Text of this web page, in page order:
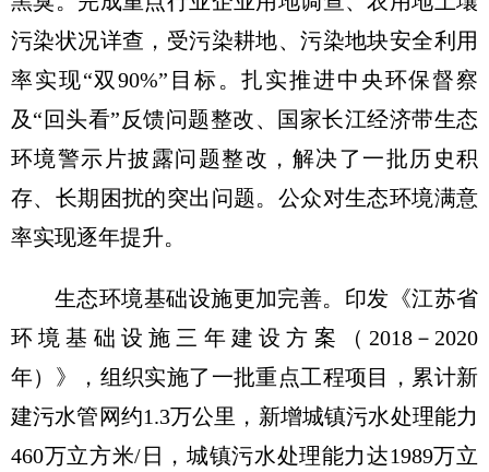
污染状况详查，受污染耕地、污染地块安全利用
率实现“双90%”目标。扎实推进中央环保督察
及“回头看”反馈问题整改、国家长江经济带生态
环境警示片披露问题整改，解决了一批历史积
存、长期困扰的突出问题。公众对生态环境满意
率实现逐年提升。
生态环境基础设施更加完善。印发《江苏省
环境基础设施三年建设方案（2018－2020
年）》，组织实施了一批重点工程项目，累计新
建污水管网约1.3万公里，新增城镇污水处理能力
460万立方米/日，城镇污水处理能力达1989万立